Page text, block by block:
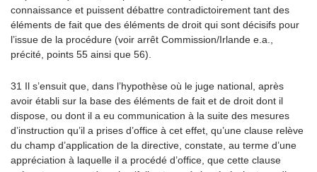
connaissance et puissent débattre contradictoirement tant des
éléments de fait que des éléments de droit qui sont décisifs pour
l’issue de la procédure (voir arrêt Commission/Irlande e.a.,
précité, points 55 ainsi que 56).
31 Il s’ensuit que, dans l’hypothèse où le juge national, après
avoir établi sur la base des éléments de fait et de droit dont il
dispose, ou dont il a eu communication à la suite des mesures
d’instruction qu’il a prises d’office à cet effet, qu’une clause relève
du champ d’application de la directive, constate, au terme d’une
appréciation à laquelle il a procédé d’office, que cette clause